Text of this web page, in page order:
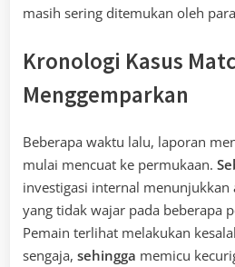
masih sering ditemukan oleh
Kronologi Kasus
Menggemparkan
Beberapa waktu lalu, laporan
mulai mencuat ke permukaan.
investigasi internal menunjukkan
yang tidak wajar pada beberapa
Pemain terlihat melakukan
sengaja, sehingga memicu